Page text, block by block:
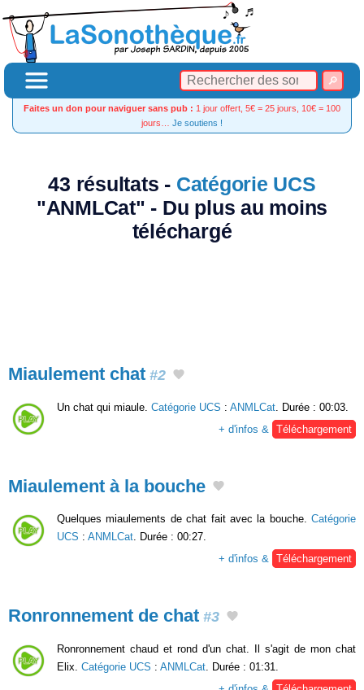
Faites un don pour naviguer sans pub : 1 jour offert, 5€ = 25 jours, 10€ = 100
jours… Je soutiens !
43 résultats - Catégorie UCS
"ANMLCat" - Du plus au moins
téléchargé
Miaulement chat #2
Un chat qui miaule. Catégorie UCS : ANMLCat . Durée : 00:03.
+ d'infos &
Téléchargement
Miaulement à la bouche
Quelques miaulements de chat fait avec la bouche. Catégorie
UCS : ANMLCat. Durée : 00:27.
+ d'infos & Téléchargement
Ronronnement de chat #3
Ronronnement chaud et rond d'un chat. Il s'agit de mon chat
Elix. Catégorie UCS : ANMLCat . Durée : 01:31.